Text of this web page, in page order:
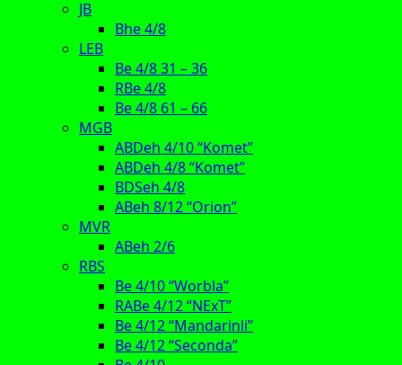
JB
Bhe 4/8
LEB
Be 4/8 31 – 36
RBe 4/8
Be 4/8 61 – 66
MGB
ABDeh 4/10 “Komet”
ABDeh 4/8 “Komet”
BDSeh 4/8
ABeh 8/12 “Orion”
MVR
ABeh 2/6
RBS
Be 4/10 “Worbla”
RABe 4/12 “NExT”
Be 4/12 “Mandarinli”
Be 4/12 “Seconda”